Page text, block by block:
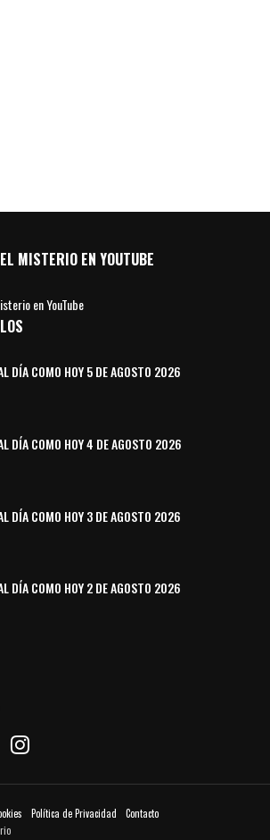
MISTERIO EN YOUTUBE
DÍA COMO HOY 5 DE AGOSTO 2026
DÍA COMO HOY 4 DE AGOSTO 2026
DÍA COMO HOY 3 DE AGOSTO 2026
DÍA COMO HOY 2 DE AGOSTO 2026
Política de Privacidad
Contacto